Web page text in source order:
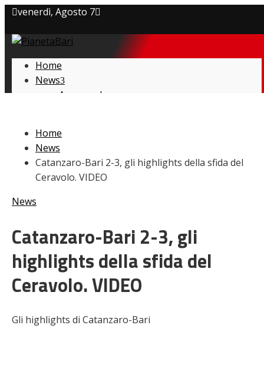
venerdì, Agosto 7
Privacy policy
Cookie Policy
Home
News
Amarcord
Giovanili
Le pagelle
Interviste
Focus
Calciomercato
Home
News
Catanzaro-Bari 2-3, gli highlights della sfida del
Ceravolo. VIDEO
News
Catanzaro-Bari 2-3, gli
highlights della sfida del
Ceravolo. VIDEO
Gli highlights di Catanzaro-Bari